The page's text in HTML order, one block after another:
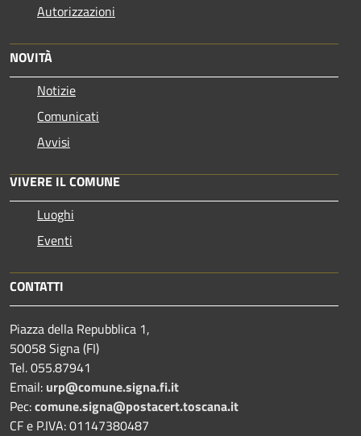
Autorizzazioni
NOVITÀ
Notizie
Comunicati
Avvisi
VIVERE IL COMUNE
Luoghi
Eventi
CONTATTI
Piazza della Repubblica 1,
50058 Signa (FI)
Tel. 055.87941
Email: urp@comune.signa.fi.it
Pec:comune.signa@postacert.toscana.it
CF e P.IVA: 01147380487